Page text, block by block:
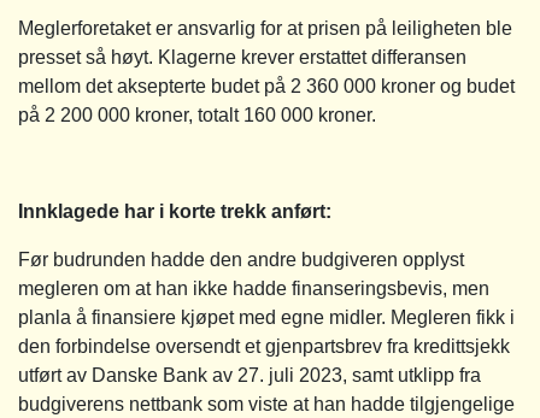
Meglerforetaket er ansvarlig for at prisen på leiligheten ble
presset så høyt. Klagerne krever erstattet differansen
mellom det aksepterte budet på 2 360 000 kroner og budet
på 2 200 000 kroner, totalt 160 000 kroner.
Innklagede har i korte trekk anført:
Før budrunden hadde den andre budgiveren opplyst
megleren om at han ikke hadde finanseringsbevis, men
planla å finansiere kjøpet med egne midler. Megleren fikk i
den forbindelse oversendt et gjenpartsbrev fra kredittsjekk
utført av Danske Bank av 27. juli 2023, samt utklipp fra
budgiverens nettbank som viste at han hadde tilgjengelige